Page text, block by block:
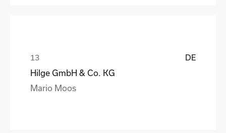
DE
Hilge GmbH & Co. KG
Mario Moos